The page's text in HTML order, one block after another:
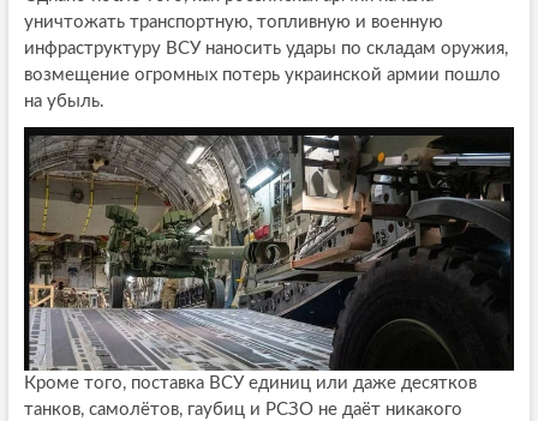
уничтожать транспортную, топливную и военную
инфраструктуру ВСУ наносить удары по складам оружия,
возмещение огромных потерь украинской армии пошло
на убыль.
Кроме того, поставка ВСУ единиц или даже десятков
танков, самолётов, гаубиц и РСЗО не даёт никакого